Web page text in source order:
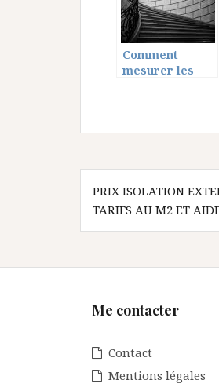
Comment
mesurer les
Navigation
de
l’article
PRIX ISOLATION
TARIFS AU M2 ET
Me contacter
Contact
Mentions légales